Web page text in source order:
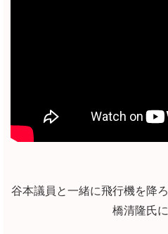
谷本議員と一緒に飛行機を降
橋清隆氏